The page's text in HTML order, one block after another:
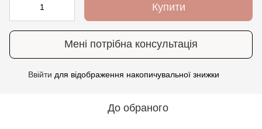
Купити
Мені потрібна консультація
Ввійти для відображення накопичувальної знижки
До обраного